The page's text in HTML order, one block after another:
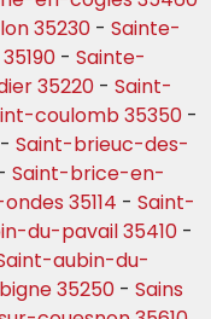
35230 - Sainte-
- Sainte-
35220 - Saint-
coulomb 35350 -
- Saint-brieuc-des-
Saint-brice-en-
35114 - Saint-
du-pavail 35410 -
aubin-du-
35250 - Sains